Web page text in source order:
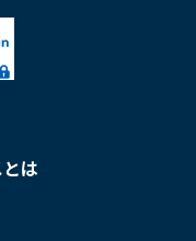
は